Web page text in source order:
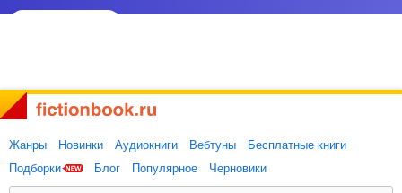
Жанры Новинки Аудиокниги Вебтуны
Бесплатные книги
Подборки
Блог Популярное Черновики